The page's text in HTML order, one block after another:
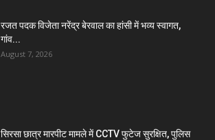
रजत पदक विजेता नरेंद्र बेरवाल का हांसी में भव्य स्वागत,
गांव...
August 7, 2026
सिरसा छात्र मारपीट मामले में CCTV फुटेज सुरक्षित, पुलिस